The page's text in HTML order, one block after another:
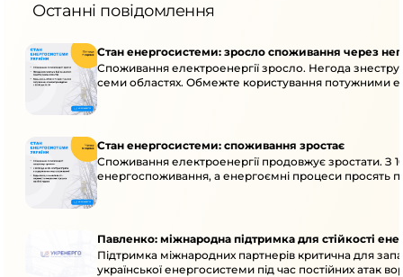
Останні повідомлення
Стан енергосистеми: зросло споживання через
Споживання електроенергії зросло. Негода
семи областях. Обмежте користування потужними
Стан енергосистеми: споживання зростає
Споживання електроенергії продовжує зростати. З
енергоспоживання, а енергоємні процеси просять
Павленко: міжнародна підтримка для стійкості
Підтримка міжнародних партнерів критична для
української енергосистеми під час постійних атак